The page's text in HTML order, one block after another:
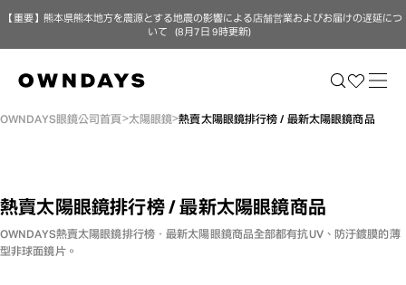
【重要】熊本県熊本地方を震源とする地震の影響による店舗営業およびお届けの遅延につ
いて（8月7日 9時更新）
OWNDAYS眼鏡公司首頁 太陽眼鏡 熱賣太陽眼鏡排行榜 / 最新太陽眼鏡商品
熱賣太陽眼鏡排行榜 / 最新太陽眼鏡商品
OWNDAYS熱賣太陽眼鏡排行榜．最新太陽眼鏡商品全部都有抗UV、防汙鍍膜的薄
型非球面鏡片。